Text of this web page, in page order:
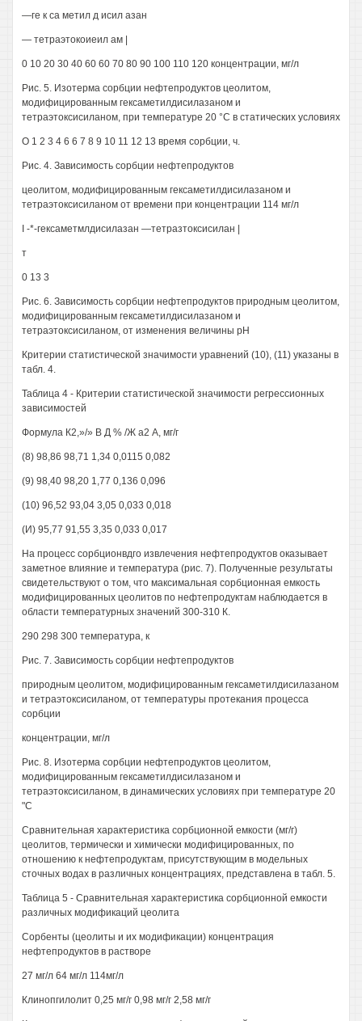
—ге к са метил д исил азан
— тетраэтокоиеил ам |
0 10 20 30 40 60 60 70 80 90 100 110 120 концентрации, мг/л
Рис. 5. Изотерма сорбции нефтепродуктов цеолитом,
модифицированным гексаметилдисилазаном и
тетраэтоксисиланом, при температуре 20 °С в статических условиях
О 1 2 3 4 6 6 7 8 9 10 11 12 13 время сорбции, ч.
Рис. 4. Зависимость сорбции нефтепродуктов
цеолитом, модифицированным гексаметилдисилазаном и
тетраэтоксисиланом от времени при концентрации 114 мг/л
I -*-гексаметмлдисилазан —тетразтоксисилан |
т
0 13 3
Рис. 6. Зависимость сорбции нефтепродуктов природным цеолитом,
модифицированным гексаметилдисилазаном и
тетраэтоксисиланом, от изменения величины рН
Критерии статистической значимости уравнений (10), (11) указаны в
табл. 4.
Таблица 4 - Критерии статистической значимости регрессионных
зависимостей
Формула К2,»/» В Д % /Ж а2 А, мг/г
(8) 98,86 98,71 1,34 0,0115 0,082
(9) 98,40 98,20 1,77 0,136 0,096
(10) 96,52 93,04 3,05 0,033 0,018
(И) 95,77 91,55 3,35 0,033 0,017
На процесс сорбционвдго извлечения нефтепродуктов оказывает
заметное влияние и температура (рис. 7). Полученные результаты
свидетельствуют о том, что максимальная сорбционная емкость
модифицированных цеолитов по нефтепродуктам наблюдается в
области температурных значений 300-310 К.
290 298 300 температура, к
Рис. 7. Зависимость сорбции нефтепродуктов
природным цеолитом, модифицированным гексаметилдисилазаном
и тетраэтоксисиланом, от температуры протекания процесса
сорбции
концентрации, мг/л
Рис. 8. Изотерма сорбции нефтепродуктов цеолитом,
модифицированным гексаметилдисилазаном и
тетраэтоксисиланом, в динамических условиях при температуре 20
"С
Сравнительная характеристика сорбционной емкости (мг/г)
цеолитов, термически и химически модифицированных, по
отношению к нефтепродуктам, присутствующим в модельных
сточных водах в различных концентрациях, представлена в табл. 5.
Таблица 5 - Сравнительная характеристика сорбционной емкости
различных модификаций цеолита
Сорбенты (цеолиты и их модификации) концентрация
нефтепродуктов в растворе
27 мг/л 64 мг/л 114мг/л
Клинопгилолит 0,25 мг/г 0,98 мг/г 2,58 мг/г